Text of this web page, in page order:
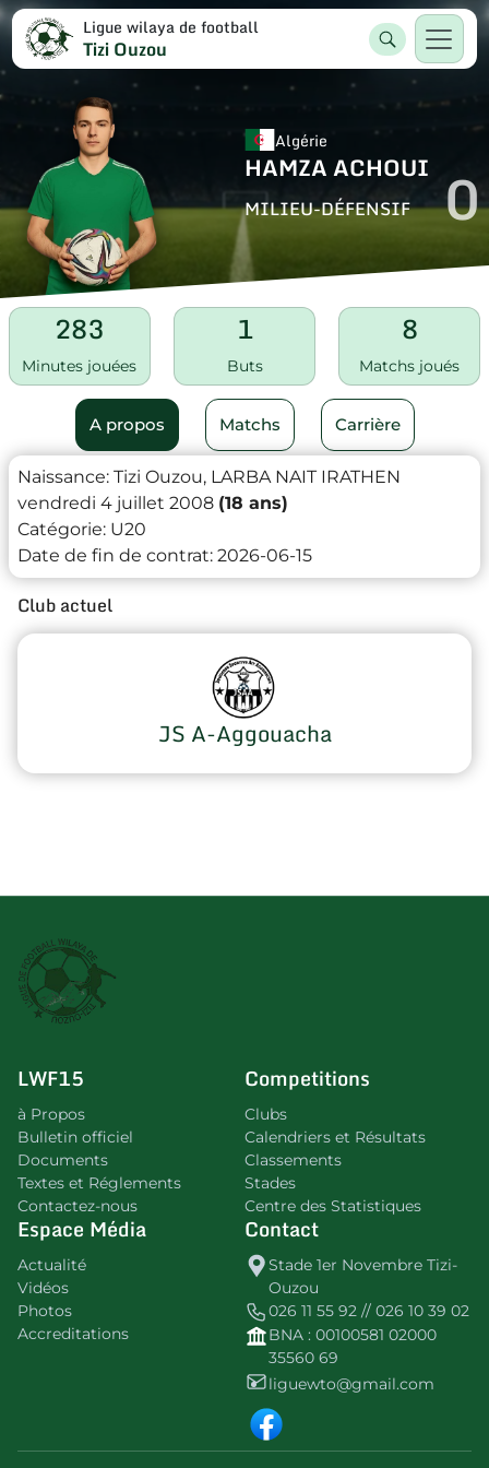
Ligue wilaya de football
Tizi Ouzou
Algérie
HAMZA ACHOUI
MILIEU-DÉFENSIF 0
283
Minutes jouées
1
Buts
8
Matchs joués
A propos Matchs Carrière
Naissance: Tizi Ouzou, LARBA NAIT IRATHEN
vendredi 4 juillet 2008 (18 ans)
Catégorie: U20
Date de fin de contrat: 2026-06-15
Club actuel
JS A-Aggouacha
LWF15
à Propos
Bulletin officiel
Documents
Textes et Réglements
Contactez-nous
Competitions
Clubs
Calendriers et Résultats
Classements
Stades
Centre des Statistiques
Espace Média
Actualité
Vidéos
Photos
Accreditations
Contact
Stade 1er Novembre Tizi-
Ouzou
026 11 55 92 // 026 10 39 02
BNA : 00100581 02000
35560 69
liguewto@gmail.com